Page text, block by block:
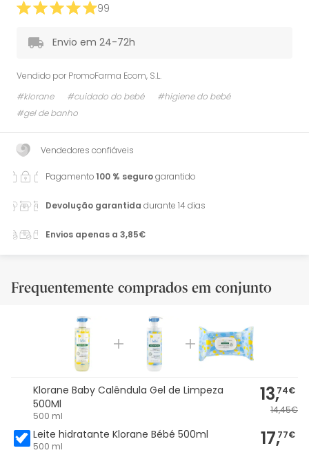
99
Envio em 24-72h
Vendido por PromoFarma Ecom, S.L.
#klorane
#cuidado do bebé
#higiene do bebé
#gel de banho
Vendedores confiáveis
Pagamento100 % segurogarantido
Devolução garantida durante 14 dias
Envios apenas a 3,85€
Frequentemente comprados em conjunto
Klorane Baby Calêndula Gel de Limpeza
500Ml
500 ml
13,74€
14,45€
Leite hidratante Klorane Bébé 500ml
500 ml 17,77€